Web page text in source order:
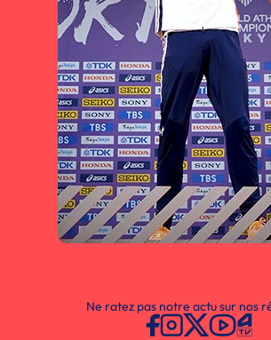
Ne ratez pas notre actu sur nos